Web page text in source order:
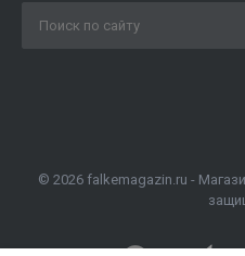
© 2026 falkemagazin.ru -